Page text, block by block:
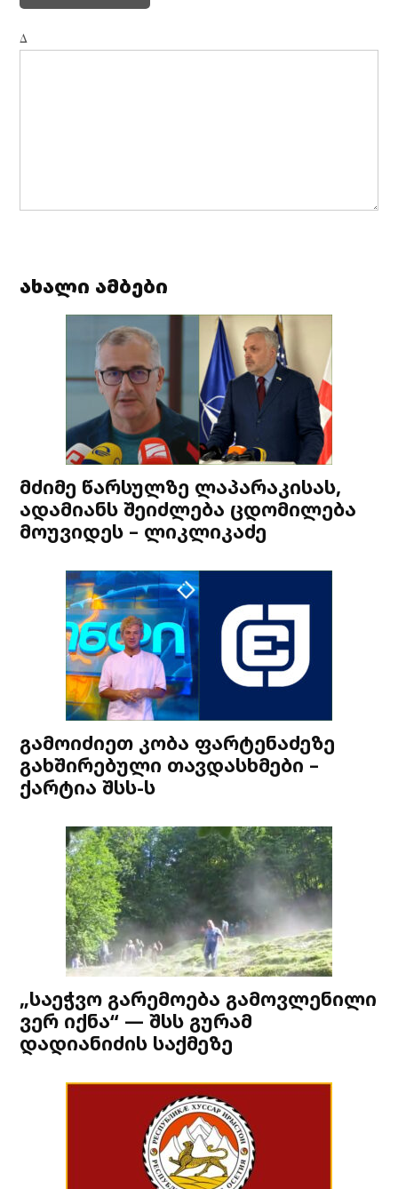
Δ
ახალი ამბები
მძიმე წარსულზე ლაპარაკისას,
ადამიანს შეიძლება ცდომილება
მოუვიდეს – ლიკლიკაძე
გამოიძიეთ კობა ფარტენაძეზე
გახშირებული თავდასხმები –
ქარტია შსს-ს
„საეჭვო გარემოება გამოვლენილი
ვერ იქნა“ — შსს გურამ
დადიანიძის საქმეზე